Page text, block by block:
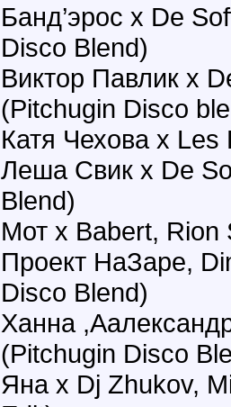
Банд’эрос x De
Disco Blend)
Виктор Павлик x
(Pitchugin Disco
Катя Чехова x
Леша Свик x De
Blend)
Мот x Babert,
Проект НаЗаре,
Disco Blend)
Ханна
(Pitchugin Disco
Яна x Dj Zhukov,